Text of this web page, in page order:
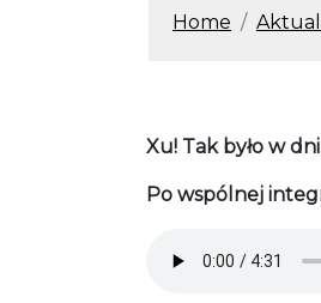
Home
Xu! Tak było w
Po wspólnej